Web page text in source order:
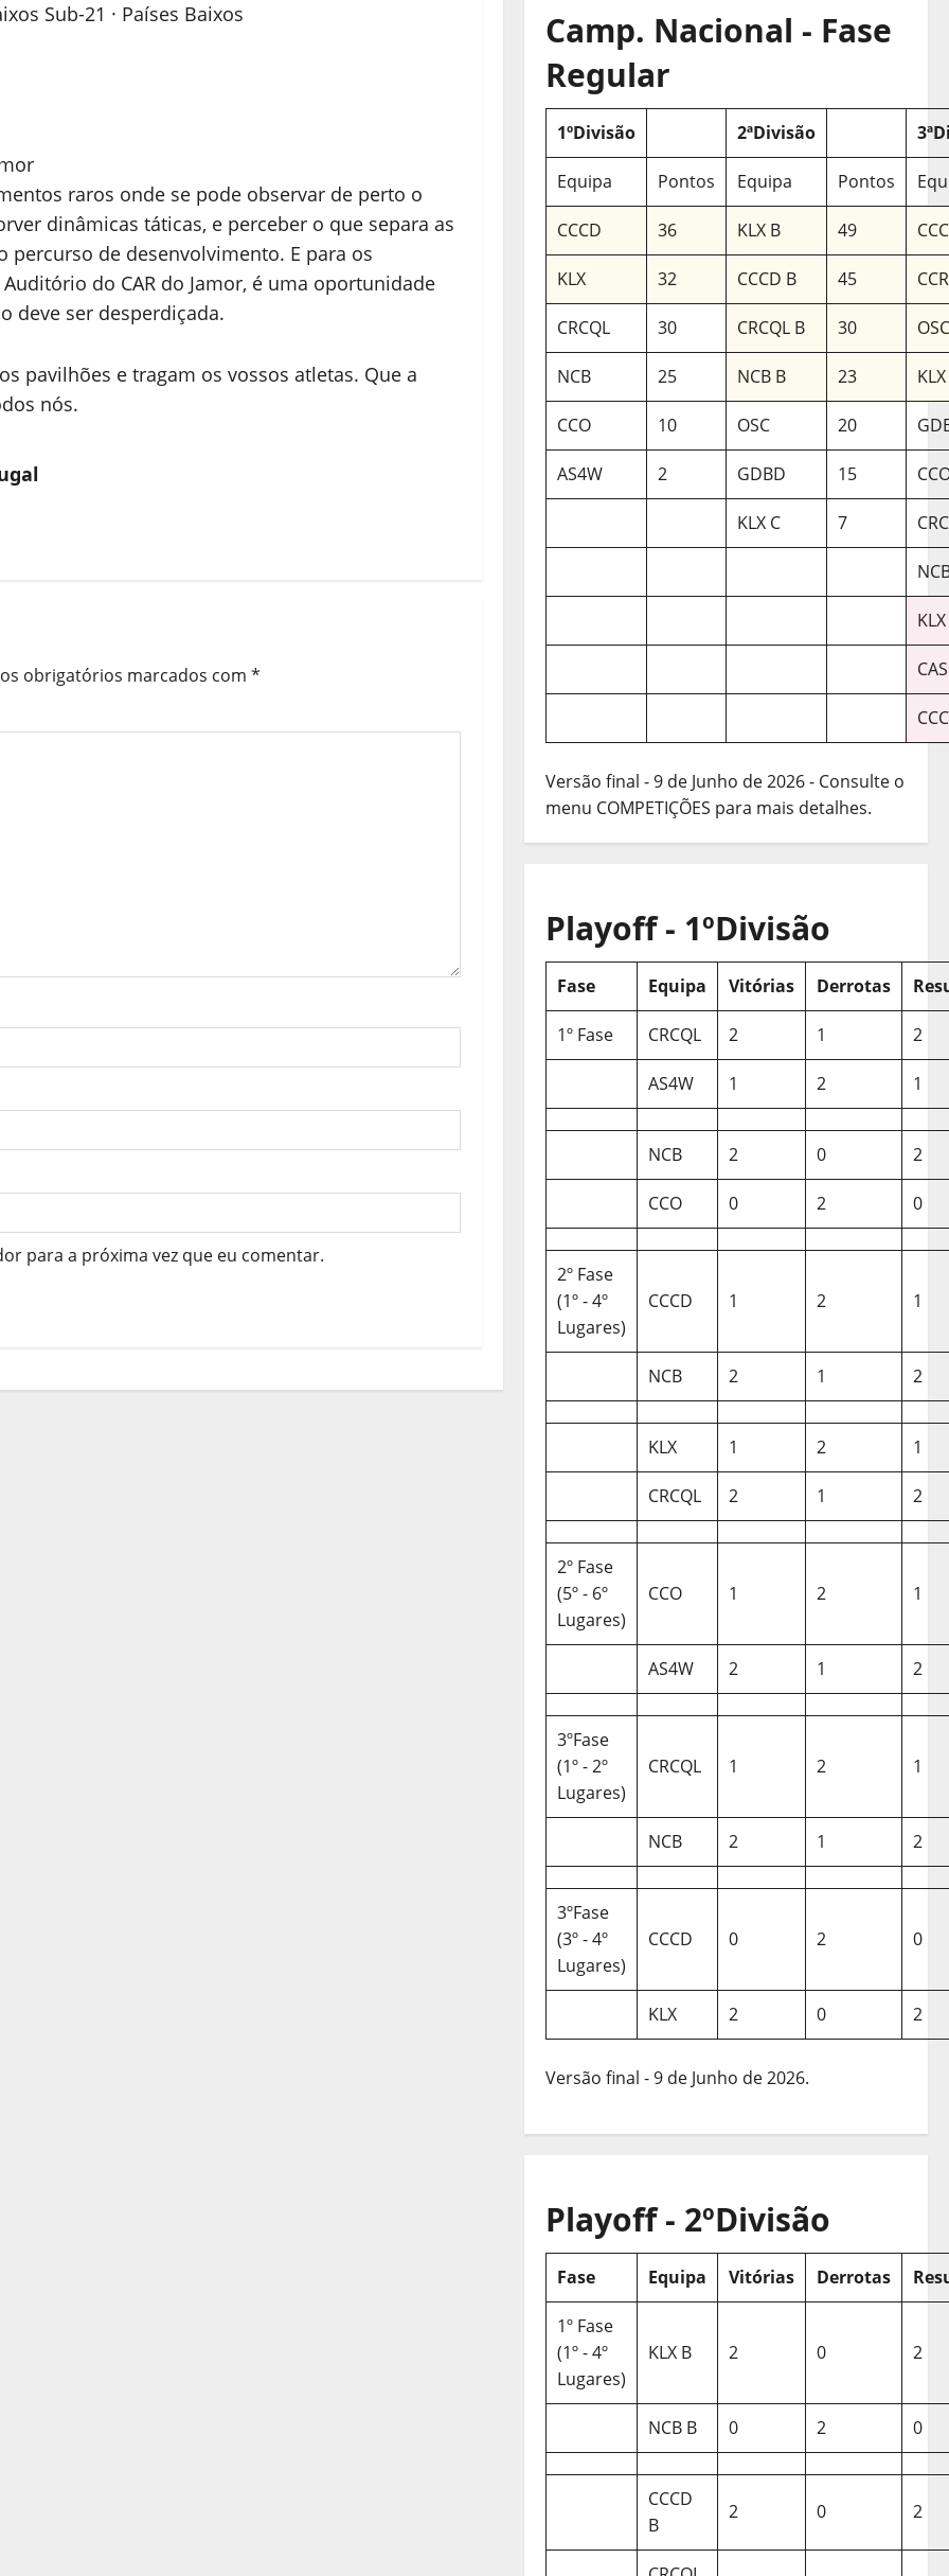
Sub-21 · Países Baixos
raros onde se pode observar de perto o
dinâmicas táticas, e perceber o que separa as
de desenvolvimento. E para os
do CAR do Jamor, é uma oportunidade
deve ser desperdiçada.
pavilhões e tragam os vossos atletas. Que a
nós.
obrigatórios marcados com *
para a próxima vez que eu comentar.
Camp. Nacional - Fase
Regular
1ºDivisão 2ªDivisão
Equipa Pontos Equipa Pontos
CCCD 36 KLX B 49
KLX 32 CCCD B 45
CRCQL 30 CRCQL B 30
NCB 25 NCB B 23
CCO 10 OSC 20
AS4W 2 GDBD 15
KLX C 7
Versão final - 9 de Junho de 2026 - Consulte o
menu COMPETIÇÕES para mais detalhes.
Playoff - 1ºDivisão
Fase Equipa Vitórias Derrotas
1º Fase CRCQL 2 1 2
AS4W 1 2 1
NCB 2 0 2
CCO 0 2 0
2º Fase
(1º - 4º
Lugares)
CCCD 1 2 1
NCB 2 1 2
KLX 1 2 1
CRCQL 2 1 2
2º Fase
(5º - 6º
Lugares)
CCO 1 2 1
AS4W 2 1 2
3ºFase
(1º - 2º
Lugares)
CRCQL 1 2 1
NCB 2 1 2
3ºFase
(3º - 4º
Lugares)
CCCD 0 2 0
KLX 2 0 2
Versão final - 9 de Junho de 2026.
Playoff - 2ºDivisão
Fase Equipa Vitórias Derrotas
1º Fase
(1º - 4º
Lugares)
KLX B 2 0 2
NCB B 0 2 0
CCCD
B
2 0 2